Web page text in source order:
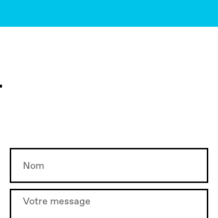
Last
Name
Message